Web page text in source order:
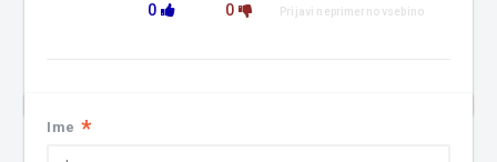
0 0 Prijavi neprimerno vsebino
Ime *